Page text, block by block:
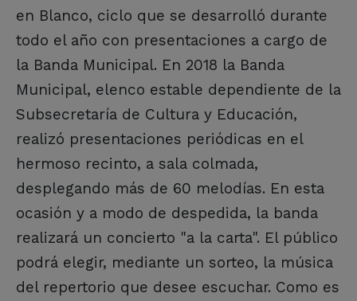
en Blanco, ciclo que se desarrolló durante
todo el año con presentaciones a cargo de
la Banda Municipal. En 2018 la Banda
Municipal, elenco estable dependiente de la
Subsecretaría de Cultura y Educación,
realizó presentaciones periódicas en el
hermoso recinto, a sala colmada,
desplegando más de 60 melodías. En esta
ocasión y a modo de despedida, la banda
realizará un concierto "a la carta". El público
podrá elegir, mediante un sorteo, la música
del repertorio que desee escuchar. Como es